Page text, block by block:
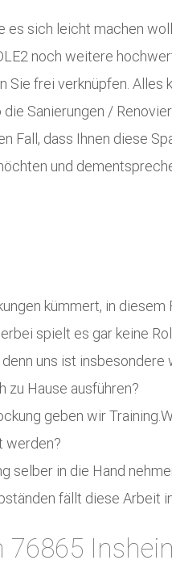
sich leicht machen
noch weitere
frei verknüpfen. Alles
Sanierungen /
Fall, dass Ihnen diese
und
kümmert, in
spielt es gar keine
uns ist
zu Hause ausführen?
geben wir
werden?
in die Hand
fällt diese Arbeit